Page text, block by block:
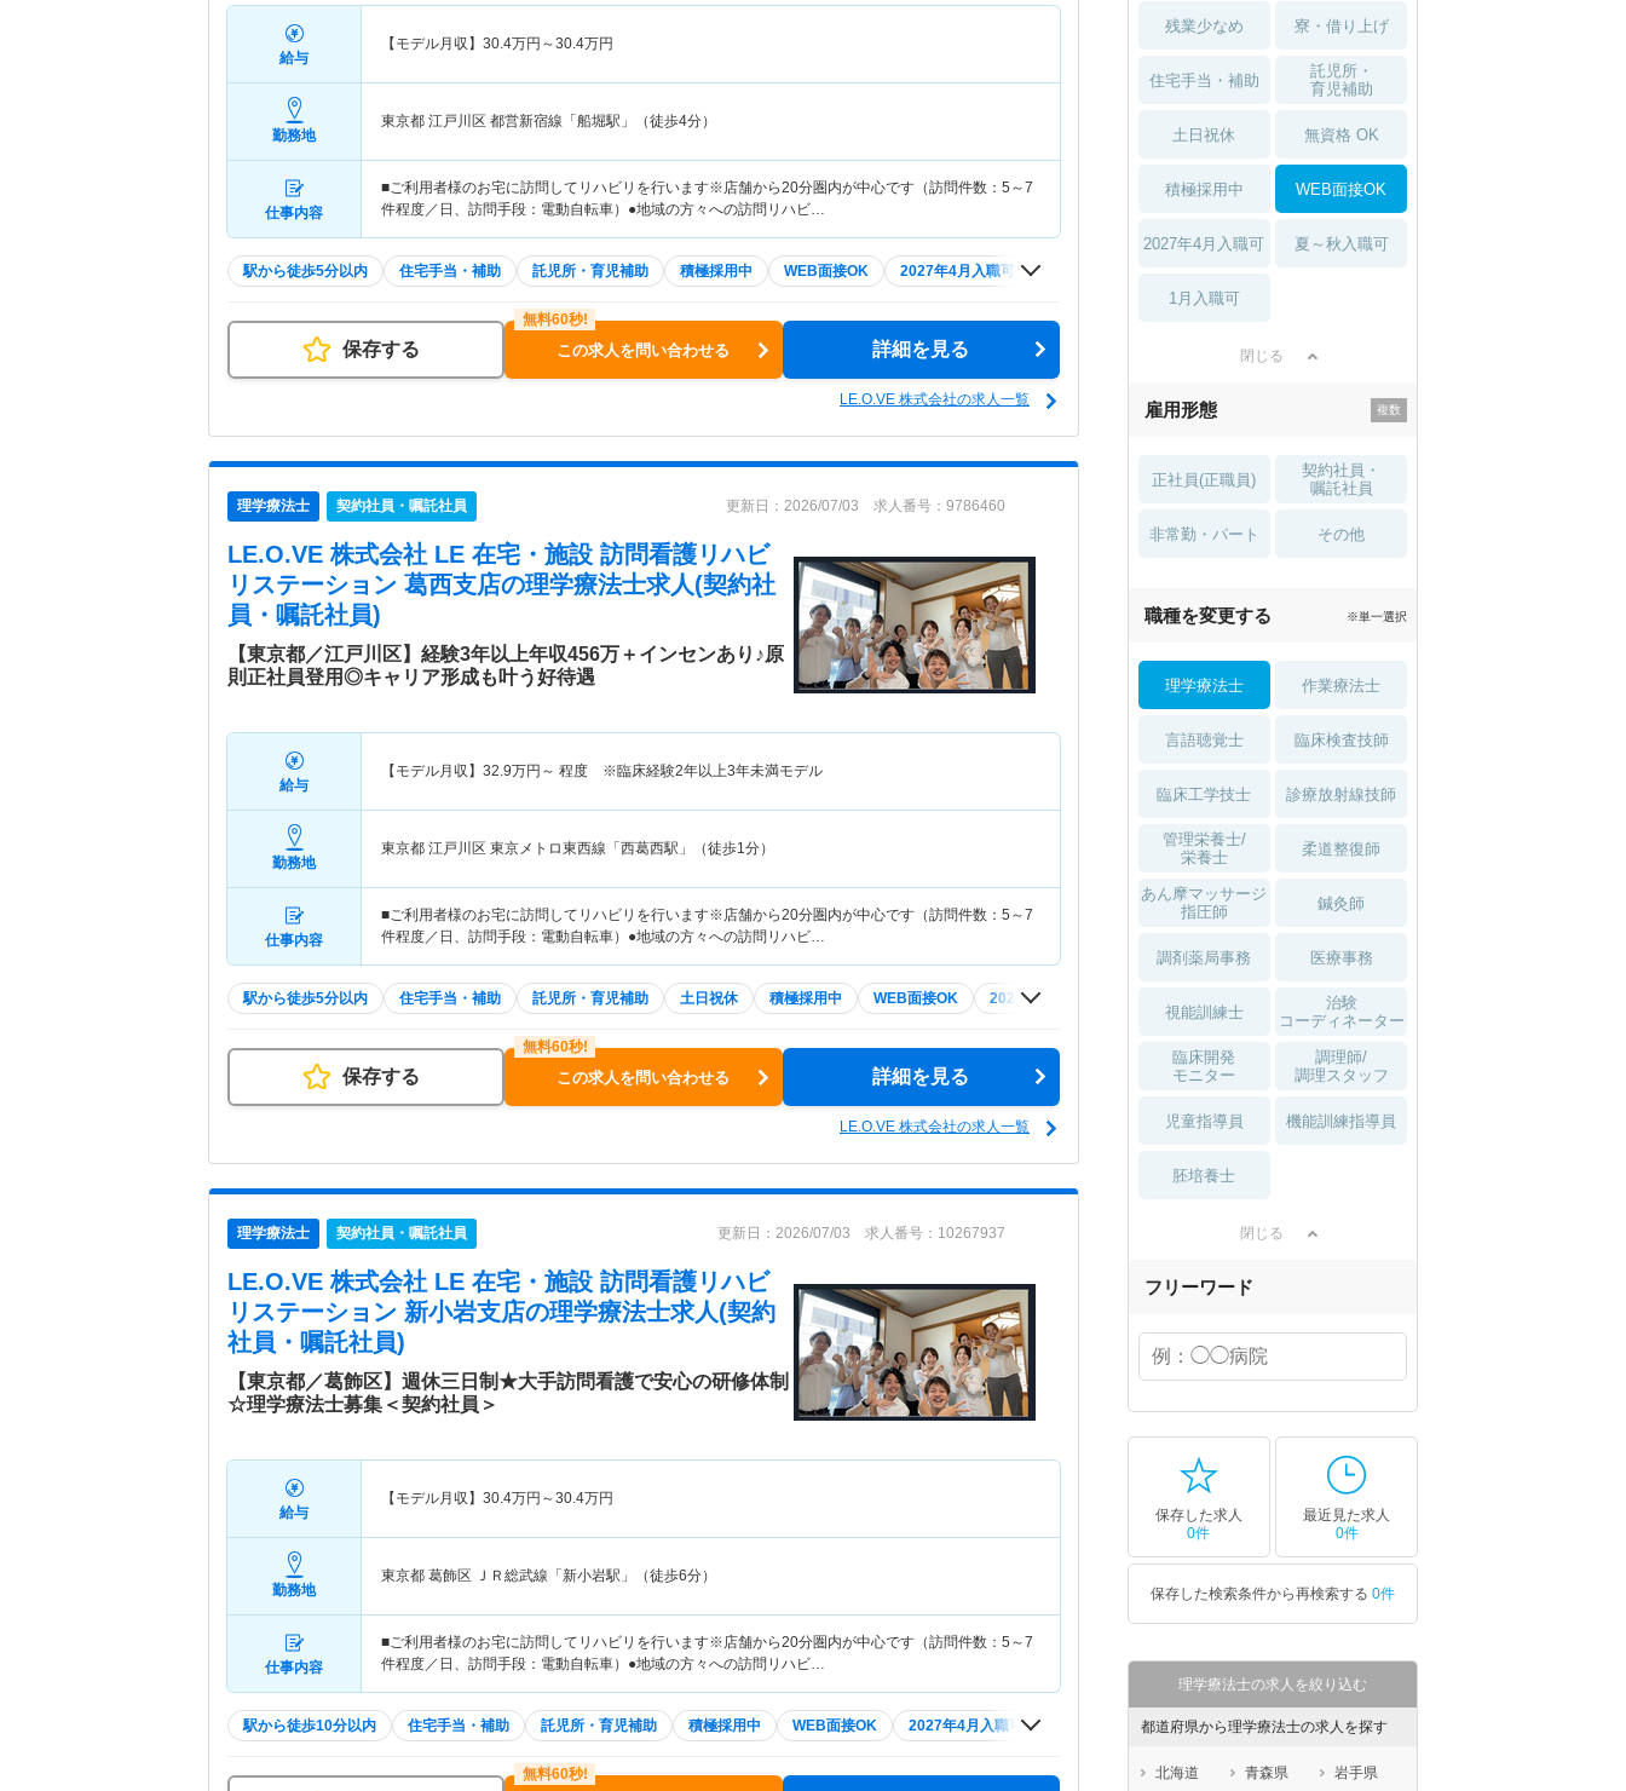
給与
【モデル月収】 30.4万円～30.4万円
勤務地
東京都 江戸川区 都営新宿線「船堀駅」（徒歩4分）
仕事内容
■ご利用者様のお宅に訪問してリハビリを行います※店舗から20分圏内が中心です（訪問件数：5～7
件程度／日、訪問手段：電動自転車）●地域の方々への訪問リハビ…
駅から徒歩5分以内 住宅手当・補助 託児所・育児補助 積極採用中 WEB面接OK 2027年4月入職可
保存する この求人を問い合わせる 詳細を見る
LE.O.VE 株式会社の求人一覧
理学療法士 契約社員・嘱託社員 更新日：2026/07/03 求人番号：9786460
LE.O.VE 株式会社 LE 在宅・施設 訪問看護リハビ
リステーション 葛西支店の理学療法士求人(契約社
員・嘱託社員)
【東京都／江戸川区】経験3年以上年収456万＋インセンあり♪原
則正社員登用◎キャリア形成も叶う好待遇
給与
【モデル月収】 32.9万円～ 程度 ※臨床経験2年以上3年未満モデル
勤務地
東京都 江戸川区 東京メトロ東西線「西葛西駅」（徒歩1分）
仕事内容
■ご利用者様のお宅に訪問してリハビリを行います※店舗から20分圏内が中心です（訪問件数：5～7
件程度／日、訪問手段：電動自転車）●地域の方々への訪問リハビ…
駅から徒歩5分以内 住宅手当・補助 託児所・育児補助 土日祝休 積極採用中 WEB面接OK 2027年4月入職可
保存する この求人を問い合わせる 詳細を見る
LE.O.VE 株式会社の求人一覧
理学療法士 契約社員・嘱託社員 更新日：2026/07/03 求人番号：10267937
LE.O.VE 株式会社 LE 在宅・施設 訪問看護リハビ
リステーション 新小岩支店の理学療法士求人(契約
社員・嘱託社員)
【東京都／葛飾区】週休三日制★大手訪問看護で安心の研修体制
☆理学療法士募集＜契約社員＞
給与
【モデル月収】 30.4万円～30.4万円
勤務地
東京都 葛飾区 ＪＲ総武線「新小岩駅」（徒歩6分）
仕事内容
■ご利用者様のお宅に訪問してリハビリを行います※店舗から20分圏内が中心です（訪問件数：5～7
件程度／日、訪問手段：電動自転車）●地域の方々への訪問リハビ…
駅から徒歩10分以内 住宅手当・補助 託児所・育児補助 積極採用中 WEB面接OK 2027年4月入職可 夏～秋入職可 1月入職可
残業少なめ 寮・借り上げ
住宅手当・補助
託児所・
育児補助
土日祝休 無資格 OK
積極採用中 WEB面接OK
2027年4月入職可 夏～秋入職可
1月入職可
閉じる
雇用形態
正社員(正職員)
契約社員・
嘱託社員
非常勤・パート その他
職種を変更する ※単一選択
理学療法士 作業療法士
言語聴覚士 臨床検査技師
臨床工学技士 診療放射線技師
管理栄養士/
栄養士
柔道整復師
あん摩マッサージ
指圧師
鍼灸師
調剤薬局事務 医療事務
視能訓練士
治験
コーディネーター
臨床開発
モニター
調理師/
調理スタッフ
児童指導員 機能訓練指導員
胚培養士
閉じる
フリーワード
保存した求人
0件
最近見た求人
0件
保存した検索条件から再検索する 0件
理学療法士の求人を絞り込む
都道府県から理学療法士の求人を探す
北海道 青森県
岩手県